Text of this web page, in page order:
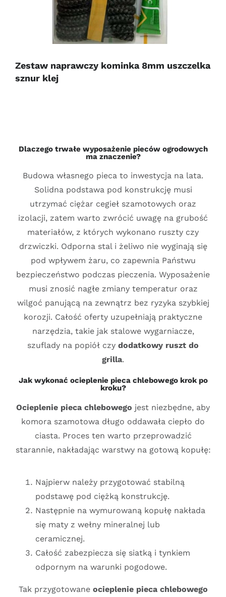
Zestaw naprawczy kominka 8mm uszczelka
sznur klej
Dlaczego trwałe wyposażenie pieców ogrodowych
ma znaczenie?
Budowa własnego pieca to inwestycja na lata.
Solidna podstawa pod konstrukcję musi
utrzymać ciężar cegieł szamotowych oraz
izolacji, zatem warto zwrócić uwagę na grubość
materiałów, z których wykonano ruszty czy
drzwiczki. Odporna stal i żeliwo nie wyginają się
pod wpływem żaru, co zapewnia Państwu
bezpieczeństwo podczas pieczenia. Wyposażenie
musi znosić nagłe zmiany temperatur oraz
wilgoć panującą na zewnątrz bez ryzyka szybkiej
korozji. Całość oferty uzupełniają praktyczne
narzędzia, takie jak stalowe wygarniacze,
szuflady na popiół czy dodatkowy ruszt do
grilla.
Jak wykonać ocieplenie pieca chlebowego krok po
kroku?
Ocieplenie pieca chlebowego jest niezbędne, aby
komora szamotowa długo oddawała ciepło do
ciasta. Proces ten warto przeprowadzić
starannie, nakładając warstwy na gotową kopułę:
Najpierw należy przygotować stabilną
podstawę pod ciężką konstrukcję.
Następnie na wymurowaną kopułę nakłada
się maty z wełny mineralnej lub
ceramicznej.
Całość zabezpiecza się siatką i tynkiem
odpornym na warunki pogodowe.
Tak przygotowane ocieplenie pieca chlebowego